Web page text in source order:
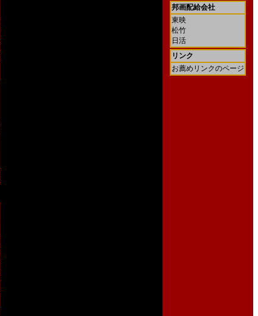
邦画配給会社
東映
松竹
日活
リンク
お薦めリンクのページ